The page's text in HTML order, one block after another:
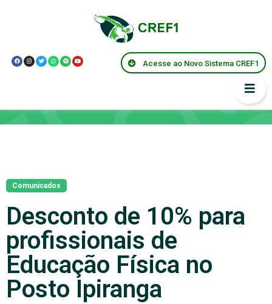
Acesse ao Novo Sistema CREF1
Comunicados
Desconto de 10% para
profissionais de
Educação Física no
Posto Ipiranga